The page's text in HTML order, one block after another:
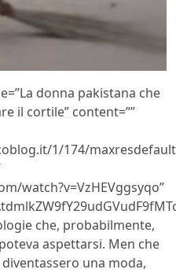
donna pakistana che
il cortile” content=””
1/174/
watch?v=VzHEVggsyqo”
che, probabilmente,
aspettarsi. Men che
una moda,